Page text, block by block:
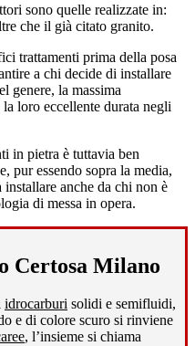
sono quelle realizzate in:
che il già citato granito.
trattamenti prima della posa
a chi decide di installare
genere, la massima
loro eccellente durata negli
in pietra è tuttavia ben
pur essendo sopra la media,
anche da chi non è
di messa in opera.
Certosa Milano
idrocarburi solidi e semifluidi,
e di colore scuro si rinviene
, l’insieme si chiama